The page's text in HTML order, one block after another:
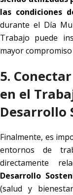
las condiciones
durante el Día
Trabajo puede
mayor
5.
en el
Desarrollo
Finalmente, es
entornos de
directamente
Desarrollo
(salud y